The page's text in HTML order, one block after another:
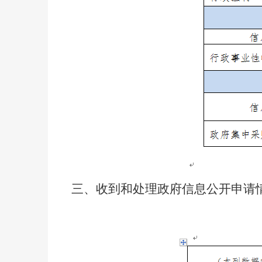
三、 收到和处理政府信息公开申请